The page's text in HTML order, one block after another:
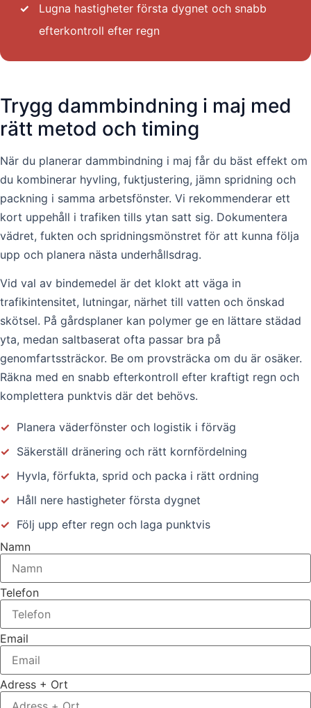
✓
Lugna hastigheter första dygnet och snabb
efterkontroll efter regn
Trygg dammbindning i maj med
rätt metod och timing
När du planerar dammbindning i maj får du bäst effekt om
du kombinerar hyvling, fuktjustering, jämn spridning och
packning i samma arbetsfönster. Vi rekommenderar ett
kort uppehåll i trafiken tills ytan satt sig. Dokumentera
vädret, fukten och spridningsmönstret för att kunna följa
upp och planera nästa underhållsdrag.
Vid val av bindemedel är det klokt att väga in
trafikintensitet, lutningar, närhet till vatten och önskad
skötsel. På gårdsplaner kan polymer ge en lättare städad
yta, medan saltbaserat ofta passar bra på
genomfartssträckor. Be om provsträcka om du är osäker.
Räkna med en snabb efterkontroll efter kraftigt regn och
komplettera punktvis där det behövs.
✓ Planera väderfönster och logistik i förväg
✓ Säkerställ dränering och rätt kornfördelning
✓ Hyvla, förfukta, sprid och packa i rätt ordning
✓ Håll nere hastigheter första dygnet
✓ Följ upp efter regn och laga punktvis
Namn
Telefon
Email
Adress + Ort